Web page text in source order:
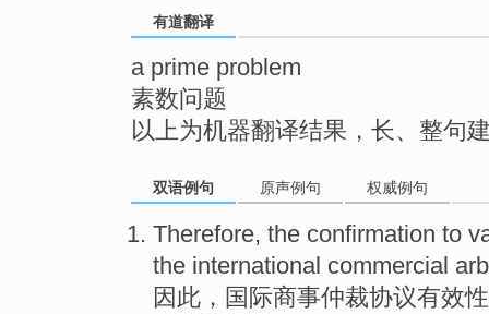
有道翻译
a prime problem
素数问题
以上为机器翻译结果，长、整句
双语例句 原声例句 权威例句
Therefore, the confirmation to
the international commercial
因此 ， 国际商事仲裁协议有效性